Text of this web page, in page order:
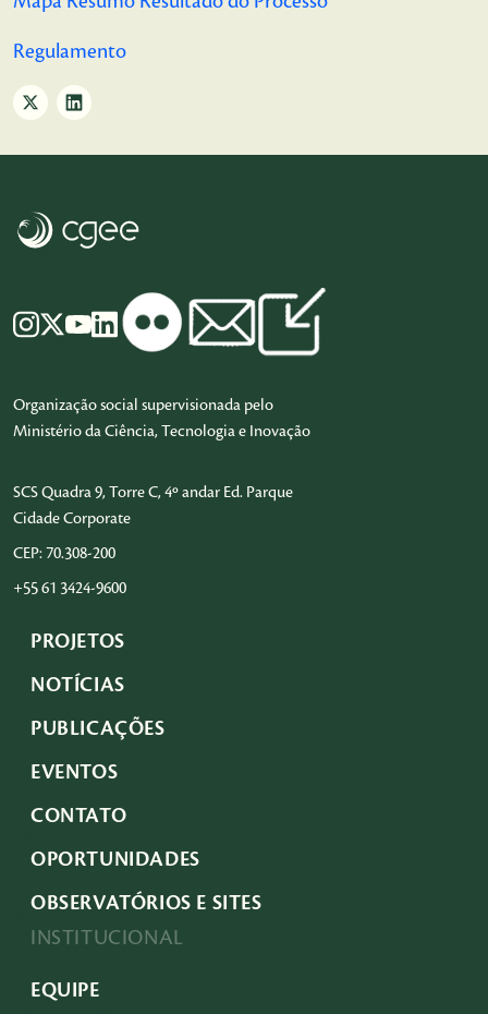
Regulamento
Organização social supervisionada pelo
Ministério da Ciência, Tecnologia e Inovação
SCS Quadra 9, Torre C, 4º andar Ed. Parque
Cidade Corporate
CEP: 70.308-200
+55 61 3424-9600
PROJETOS
NOTÍCIAS
PUBLICAÇÕES
EVENTOS
CONTATO
OPORTUNIDADES
OBSERVATÓRIOS E SITES
INSTITUCIONAL
EQUIPE